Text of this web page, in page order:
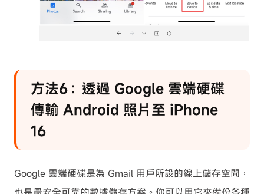
方法6：透過 Google 雲端硬碟
傳輸 Android 照片至 iPhone
16
Google 雲端硬碟是為 Gmail 用戶所設的線上儲存空間，